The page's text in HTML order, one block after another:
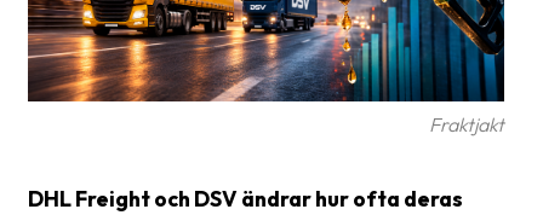
Ordlista
Paketering
Fraktjakt
DHL Freight och DSV ändrar hur ofta deras